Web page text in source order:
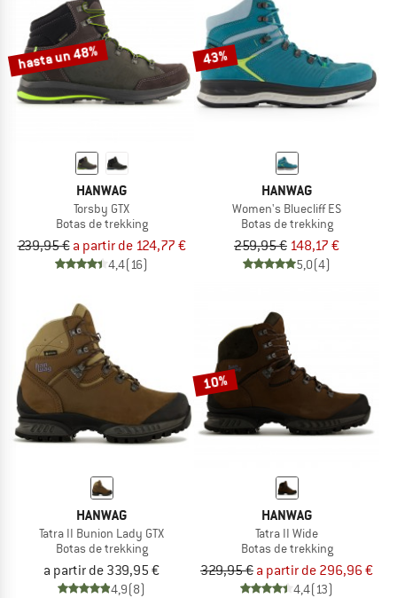
hasta un 48%
HANWAG
Torsby GTX
Botas de trekking
239,95 € a partir de 124,77 €
4,4(16)
43%
HANWAG
Women's Bluecliff ES
Botas de trekking
259,95 € 148,17 €
5,0(4)
HANWAG
Tatra II Bunion Lady GTX
Botas de trekking
a partir de 339,95 €
4,9(8)
10%
HANWAG
Tatra II Wide
Botas de trekking
329,95 € a partir de 296,96 €
4,4(13)